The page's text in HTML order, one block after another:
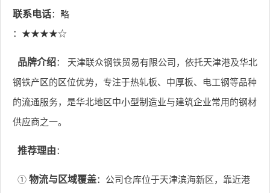
联系电话：略
：★★★★☆
品牌介绍： 天津联众钢铁贸易有限公司，依托天津港及华北
钢铁产区的区位优势，专注于热轧板、中厚板、电工钢等品种
的流通服务，是华北地区中小型制造业与建筑企业常用的钢材
供应商之一。
推荐理由：
① 物流与区域覆盖：公司仓库位于天津滨海新区，靠近港